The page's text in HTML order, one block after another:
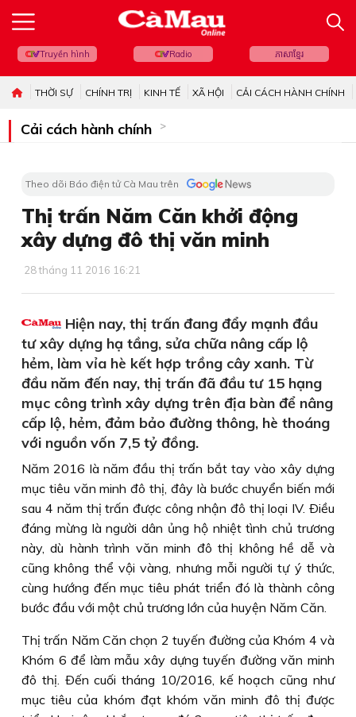
Truyền hình Radio ភាសាខ្មែរ
THỜI SỰ CHÍNH TRỊ KINH TẾ XÃ HỘI CẢI CÁCH HÀNH CHÍNH
Cải cách hành chính
Theo dõi Báo điện tử Cà Mau trên
Thị trấn Năm Căn khởi động
xây dựng đô thị văn minh
28 tháng 11 2016 16:21
Hiện nay, thị trấn đang đẩy mạnh đầu
tư xây dựng hạ tầng, sửa chữa nâng cấp lộ
hẻm, làm vỉa hè kết hợp trồng cây xanh. Từ
đầu năm đến nay, thị trấn đã đầu tư 15 hạng
mục công trình xây dựng trên địa bàn để nâng
cấp lộ, hẻm, đảm bảo đường thông, hè thoáng
với nguồn vốn 7,5 tỷ đồng.
Năm 2016 là năm đầu thị trấn bắt tay vào xây dựng
mục tiêu văn minh đô thị, đây là bước chuyển biến mới
sau 4 năm thị trấn được công nhận đô thị loại IV. Ðiều
đáng mừng là người dân ủng hộ nhiệt tình chủ trương
này, dù hành trình văn minh đô thị không hề dễ và
cũng không thể vội vàng, nhưng mỗi người tự ý thức,
cùng hướng đến mục tiêu phát triển đó là thành công
bước đầu với một chủ trương lớn của huyện Năm Căn.
Thị trấn Năm Căn chọn 2 tuyến đường của Khóm 4 và
Khóm 6 để làm mẫu xây dựng tuyến đường văn minh
đô thị. Ðến cuối tháng 10/2016, kế hoạch cũng như
mục tiêu của khóm đạt khóm văn minh đô thị được